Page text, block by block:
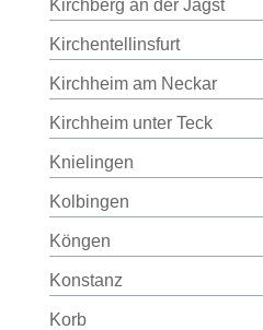
Kirchberg an der Jagst
Kirchentellinsfurt
Kirchheim am Neckar
Kirchheim unter Teck
Knielingen
Kolbingen
Köngen
Konstanz
Korb